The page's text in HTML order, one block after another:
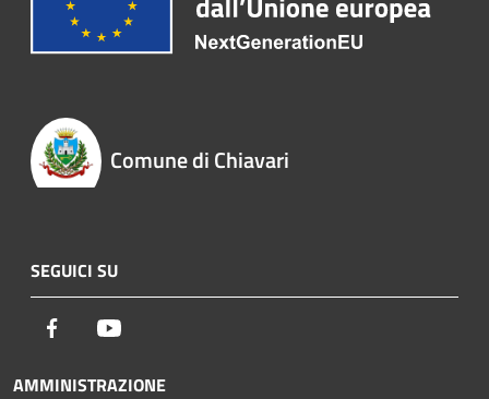
Comune di Chiavari
SEGUICI SU
Facebook
AMMINISTRAZIONE